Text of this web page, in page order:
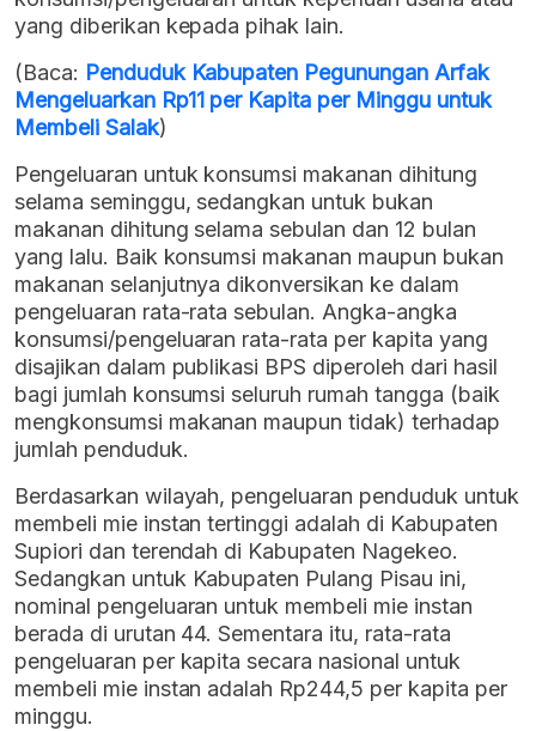
yang diberikan kepada pihak lain.
(Baca: Penduduk Kabupaten Pegunungan Arfak
Mengeluarkan Rp11 per Kapita per Minggu untuk
Membeli Salak)
Pengeluaran untuk konsumsi makanan dihitung
selama seminggu, sedangkan untuk bukan
makanan dihitung selama sebulan dan 12 bulan
yang lalu. Baik konsumsi makanan maupun bukan
makanan selanjutnya dikonversikan ke dalam
pengeluaran rata-rata sebulan. Angka-angka
konsumsi/pengeluaran rata-rata per kapita yang
disajikan dalam publikasi BPS diperoleh dari hasil
bagi jumlah konsumsi seluruh rumah tangga (baik
mengkonsumsi makanan maupun tidak) terhadap
jumlah penduduk.
Berdasarkan wilayah, pengeluaran penduduk untuk
membeli mie instan tertinggi adalah di Kabupaten
Supiori dan terendah di Kabupaten Nagekeo.
Sedangkan untuk Kabupaten Pulang Pisau ini,
nominal pengeluaran untuk membeli mie instan
berada di urutan 44. Sementara itu, rata-rata
pengeluaran per kapita secara nasional untuk
membeli mie instan adalah Rp244,5 per kapita per
minggu.